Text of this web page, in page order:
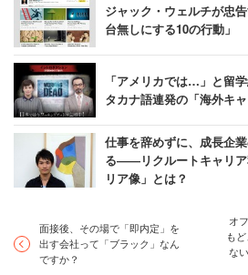
トマトのかぶりもの
ジャック・ウェルチが忠
台無しにする10の行動」
「アメリカでは…」と留
タカナ語連発の「海外キ
仕事を辞めずに、成長企
る――リクルートキャリア
リア像」とは？
面接後、その場で「即内定」を
出す会社って「ブラック」なん
ですか？
オ
も
な